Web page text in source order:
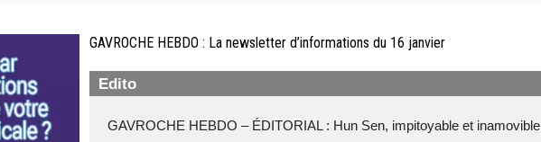
Thaïlande
GAVROCHE HEBDO : La newsletter d’informations du 16 janvier
Edito
GAVROCHE HEBDO – ÉDITORIAL : Hun Sen, impitoyable et inamovible